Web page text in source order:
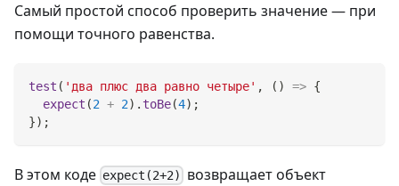
Самый простой способ проверить значение — при
помощи точного равенства.
test ( 'два плюс два равно четыре' , ( ) => {
expect (2 + 2) . toBe(4) ;
}) ;
В этом коде expect(2+2)
возвращает объект